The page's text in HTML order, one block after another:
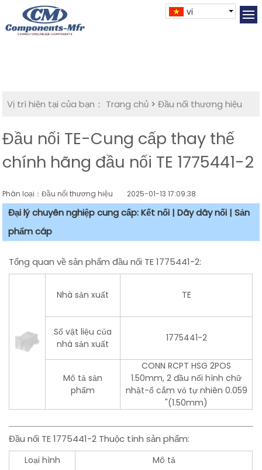
vi
Vị trí hiện tại của bạn： Trang chủ >Đầu nối thương hiệu
Đầu nối TE-Cung cấp thay thế
chính hãng đầu nối TE 1775441-2
Phân loại：Đầu nối thương hiệu 2025-01-13 17:09:38
Đại lý chuyên nghiệp cung cấp: Kết nối | Dây dây nối | Sản
phẩm cáp
Tổng quan về sản phẩm đầu nối TE 1775441-2:
Nhà sản xuất TE
Số vật liệu của
nhà sản xuất
1775441-2
Mô tả sản
phẩm
CONN RCPT HSG 2POS
1.50mm, 2 đầu nối hình chữ
nhật-ổ cắm vỏ tự nhiên 0.059
"(1.50mm)
Đầu nối TE 1775441-2 Thuộc tính sản phẩm:
Loại hình Mô tả